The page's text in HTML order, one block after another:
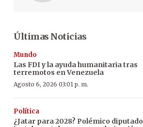
Últimas Noticias
Mundo
Las FDI y la ayuda humanitaria tras
terremotos en Venezuela
Agosto 6, 2026 03:01 p. m.
Política
¿Jatar para 2028? Polémico diputado